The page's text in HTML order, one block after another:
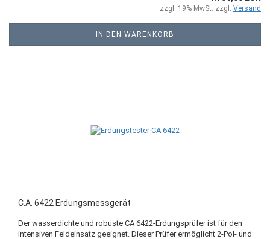
zzgl. 19% MwSt. zzgl. Versand
IN DEN WARENKORB
C.A. 6422 Erdungsmessgerät
Der wasserdichte und robuste CA 6422-Erdungsprüfer ist für den
intensiven Feldeinsatz geeignet. Dieser Prüfer ermöglicht 2-Pol- und